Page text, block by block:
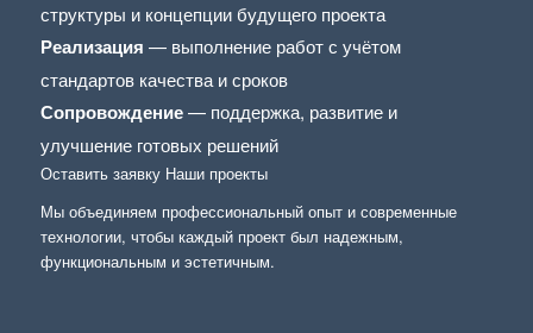
структуры и концепции будущего проекта
Реализация — выполнение работ с учётом
стандартов качества и сроков
Сопровождение— поддержка, развитие и
улучшение готовых решений
Оставить заявку Наши проекты
Мы объединяем профессиональный опыт и современные
технологии, чтобы каждый проект был надежным,
функциональным и эстетичным.